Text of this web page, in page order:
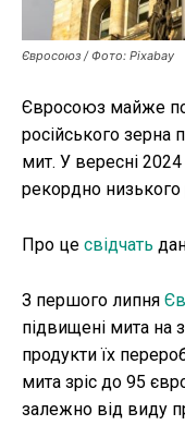
Ми в
Євросоюз / Фото: Pixabay
Євросоюз майже
російського зерна
мит. У вересні
рекордно низького
Про це свідчать
З першого липня
підвищені мита на
продукти їх
мита зріс до 95
залежно від виду